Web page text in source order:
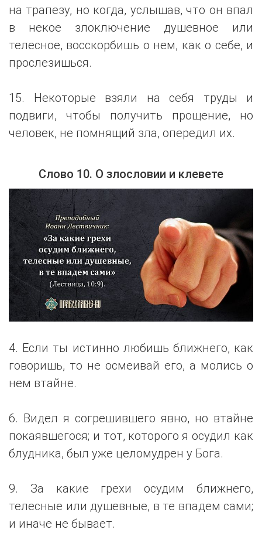
на трапезу, но когда, услышав, что он впал
в некое злоключение душевное или
телесное, восскорбишь о нем, как о себе, и
прослезишься.
15. Некоторые взяли на себя труды и
подвиги, чтобы получить прощение, но
человек, не помнящий зла, опередил их.
Слово 10. О злословии и клевете
4. Если ты истинно любишь ближнего, как
говоришь, то не осмеивай его, а молись о
нем втайне.
6. Видел я согрешившего явно, но втайне
покаявшегося; и тот, которого я осудил как
блудника, был уже целомудрен у Бога.
9. За какие грехи осудим ближнего,
телесные или душевные, в те впадем сами;
и иначе не бывает.